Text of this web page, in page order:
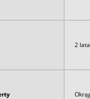
2 lata